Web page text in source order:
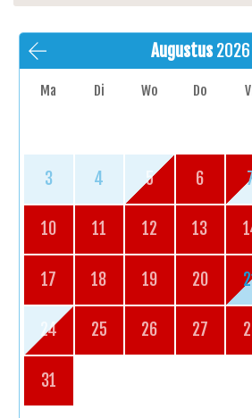
Augustus 2026
Ma Di Wo Do
3 4 5 6
10 11 12 13
17 18 19 20
24 25 26 27
31